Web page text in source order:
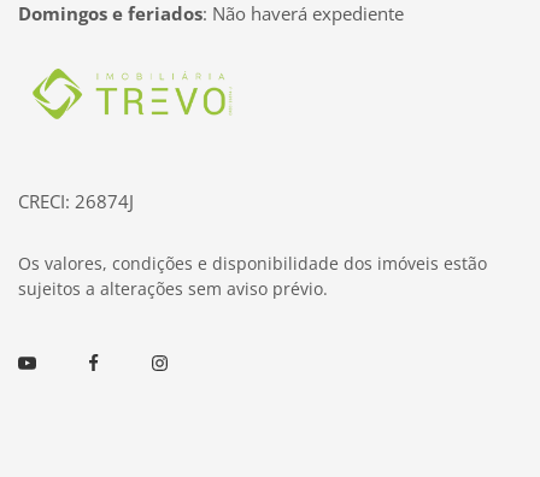
Domingos e feriados: Não haverá expediente
Página inicial
CRECI: 26874J
Os valores, condições e disponibilidade dos imóveis estão
sujeitos a alterações sem aviso prévio.
Youtube FacebookInstagram